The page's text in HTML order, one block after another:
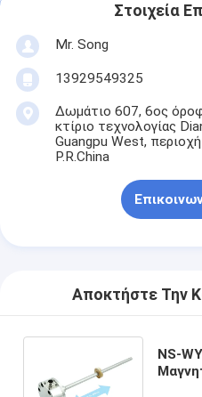
Στοιχεία
Mr. Song
13929549325
Δωμάτιο 607, 6ος
κτίριο τεχνολογίας
Guangpu West,
P.R.China
Αποκτήστε Την
NS-